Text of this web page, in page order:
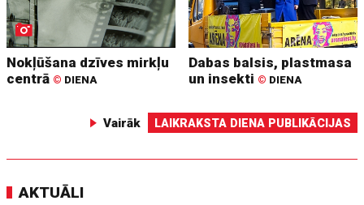
Nokļūšana dzīves mirkļu
centrā © DIENA
Dabas balsis, plastmasa
un insekti © DIENA
Vairāk LAIKRAKSTA DIENA PUBLIKĀCIJAS
AKTUĀLI